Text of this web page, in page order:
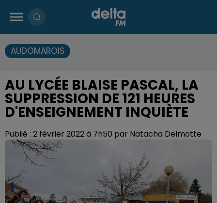
AUDOMAROIS
AU LYCÉE BLAISE PASCAL, LA
SUPPRESSION DE 121 HEURES
D'ENSEIGNEMENT INQUIÈTE
Publié : 2 février 2022 à 7h50 par Natacha Delmotte